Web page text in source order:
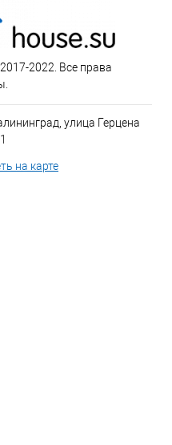
2022. Все права
улица Герцена
на карте